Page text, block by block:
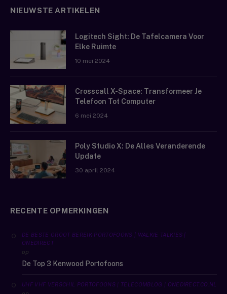
NIEUWSTE ARTIKELEN
Logitech Sight: De Tafelcamera Voor
Elke Ruimte
10 mei 2024
Crosscall X-Space: Transformeer Je
Telefoon Tot Computer
6 mei 2024
Poly Studio X: De Alles Veranderende
Update
30 april 2024
RECENTE OPMERKINGEN
DE BESTE GROOT BEREIK PORTOFOONS | WALKIE TALKIES |
ONEDIRECT
op
De Top 3 Kenwood Portofoons
UHF VHF VERSCHIL PORTOFOONS | TELECOMBLOG | ONEDIRECT.CO.NL